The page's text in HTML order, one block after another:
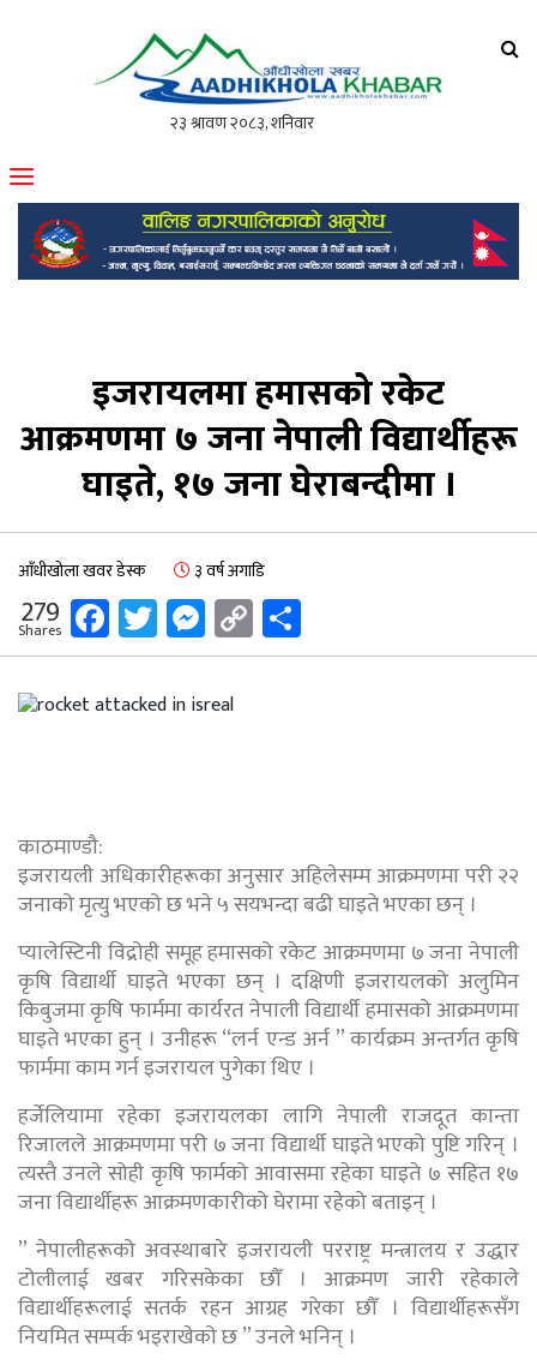
मोफसलकै लोकप्रिय अनलाइन पत्रिका
इजरायलमा हमासको रकेट
आक्रमणमा ७ जना नेपाली विद्यार्थीहरू
घाइते, १७ जना घेराबन्दीमा ।
आँधीखोला खवर डेस्क ३ वर्ष अगाडि
279
Shares Facebook
Twitter
Messenger
Copy
Link
काठमाण्डौ:
इजरायली अधिकारीहरूका अनुसार अहिलेसम्म आक्रमणमा परी २२
जनाको मृत्यु भएको छ भने ५ सयभन्दा बढी घाइते भएका छन् ।
प्यालेस्टिनी विद्रोही समूह हमासको रकेट आक्रमणमा ७ जना नेपाली
कृषि विद्यार्थी घाइते भएका छन् । दक्षिणी इजरायलको अलुमिन
किबुजमा कृषि फार्ममा कार्यरत नेपाली विद्यार्थी हमासको आक्रमणमा
घाइते भएका हुन् । उनीहरू “लर्न एन्ड अर्न ” कार्यक्रम अन्तर्गत कृषि
फार्ममा काम गर्न इजरायल पुगेका थिए ।
हर्जेलियामा रहेका इजरायलका लागि नेपाली राजदूत कान्ता
रिजालले आक्रमणमा परी ७ जना विद्यार्थी घाइते भएको पुष्टि गरिन् ।
त्यस्तै उनले सोही कृषि फार्मको आवासमा रहेका घाइते ७ सहित १७
जना विद्यार्थीहरू आक्रमणकारीको घेरामा रहेको बताइन् ।
” नेपालीहरूको अवस्थाबारे इजरायली परराष्ट्र मन्त्रालय र उद्धार
टोलीलाई खबर गरिसकेका छौँ । आक्रमण जारी रहेकाले
विद्यार्थीहरूलाई सतर्क रहन आग्रह गरेका छौँ । विद्यार्थीहरूसँग
नियमित सम्पर्क भइराखेको छ ” उनले भनिन् ।